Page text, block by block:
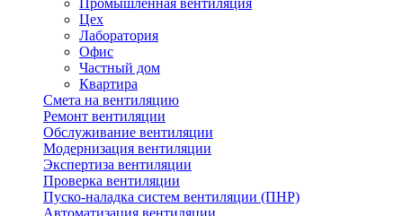
Промышленная вентиляция
Цех
Лаборатория
Офис
Частный дом
Квартира
Смета на вентиляцию
Ремонт вентиляции
Обслуживание вентиляции
Модернизация вентиляции
Экспертиза вентиляции
Проверка вентиляции
Пуско-наладка систем вентиляции (ПНР)
Автоматизация вентиляции